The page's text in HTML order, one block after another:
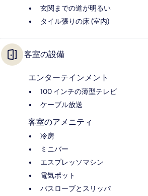
玄関までの道が明るい
タイル張りの床 (室内)
客室の設備
エンターテインメント
100 インチの薄型テレビ
ケーブル放送
客室のアメニティ
冷房
ミニバー
エスプレッソマシン
電気ポット
バスローブとスリッパ